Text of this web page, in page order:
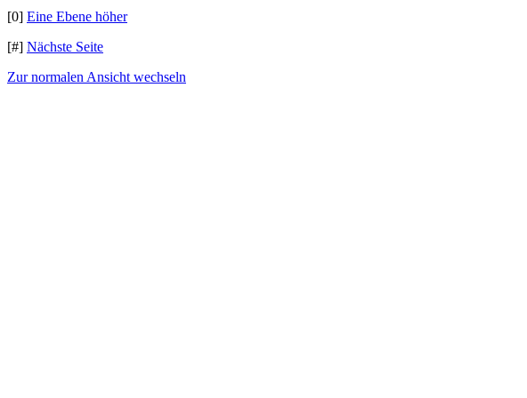
[0] Eine Ebene höher
[#] Nächste Seite
Zur normalen Ansicht wechseln